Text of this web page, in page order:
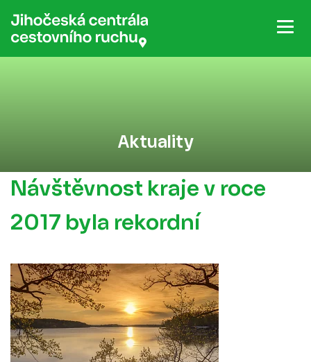
Aktuality
Návštěvnost kraje v roce
2017 byla rekordní